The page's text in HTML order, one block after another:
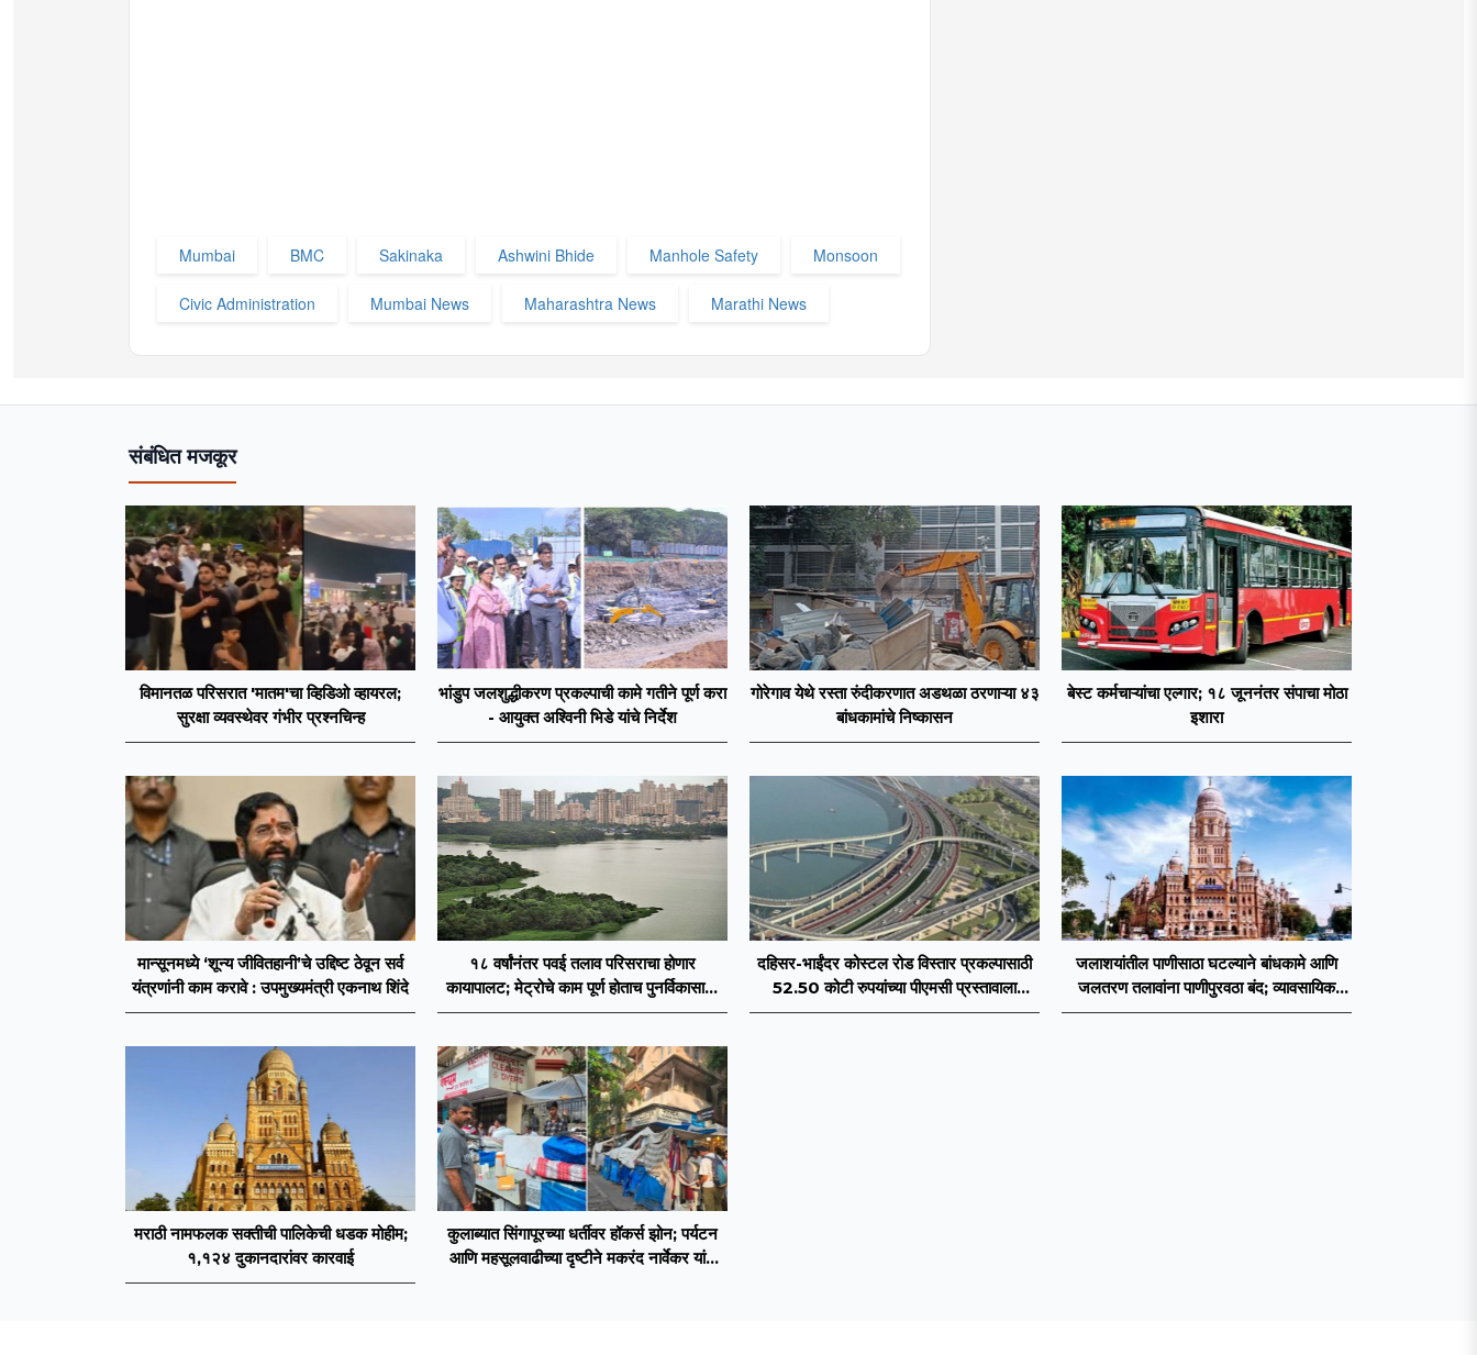
Mumbai BMC Sakinaka Ashwini Bhide Manhole Safety Monsoon
Civic Administration Mumbai News Maharashtra News Marathi News
संबंधित मजकूर
विमानतळ परिसरात 'मातम'चा व्हिडिओ व्हायरल;
सुरक्षा व्यवस्थेवर गंभीर प्रश्नचिन्ह
भांडुप जलशुद्धीकरण प्रकल्पाची कामे गतीने पूर्ण करा
- आयुक्त अश्विनी भिडे यांचे निर्देश
गोरेगाव येथे रस्ता रुंदीकरणात अडथळा ठरणाऱ्या ४३
बांधकामांचे निष्कासन
बेस्ट कर्मचाऱ्यांचा एल्गार; १८ जूननंतर संपाचा मोठा
इशारा
मान्सूनमध्ये ‘शून्य जीवितहानी’चे उद्दिष्ट ठेवून सर्व
यंत्रणांनी काम करावे : उपमुख्यमंत्री एकनाथ शिंदे
१८ वर्षांनंतर पवई तलाव परिसराचा होणार
कायापालट; मेट्रोचे काम पूर्ण होताच पुनर्विकासाला
सुरुवात;
दहिसर-भाईंदर कोस्टल रोड विस्तार प्रकल्पासाठी
52.50 कोटी रुपयांच्या पीएमसी प्रस्तावाला
मंजुरीची प्रतीक्षा
जलाशयांतील पाणीसाठा घटल्याने बांधकामे आणि
जलतरण तलावांना पाणीपुरवठा बंद; व्यावसायिक
वापरावरही निर्बंध
मराठी नामफलक सक्तीची पालिकेची धडक मोहीम;
१,१२४ दुकानदारांवर कारवाई
कुलाब्यात सिंगापूरच्या धर्तीवर हॉकर्स झोन; पर्यटन
आणि महसूलवाढीच्या दृष्टीने मकरंद नार्वेकर यांचे